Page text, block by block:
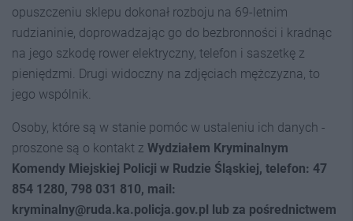
opuszczeniu sklepu dokonał rozboju na 69-letnim
rudzianinie, doprowadzając go do bezbronności i kradnąc
na jego szkodę rower elektryczny, telefon i saszetkę z
pieniędzmi. Drugi widoczny na zdjęciach mężczyzna, to
jego wspólnik.
Osoby, które są w stanie pomóc w ustaleniu ich danych -
proszone są o kontakt z Wydziałem Kryminalnym
Komendy Miejskiej Policji w Rudzie Śląskiej, telefon: 47
854 1280, 798 031 810, mail:
kryminalny@ruda.ka.policja.gov.pl lub za pośrednictwem